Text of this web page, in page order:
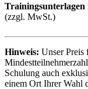
(zzgl. MwSt.)
Hinweis: Unser Preis
Schulung auch
einem Ort Ihrer Wahl